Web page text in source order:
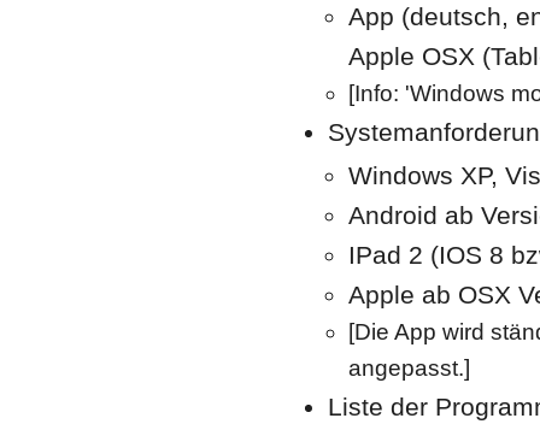
App (deutsch,
Apple OSX
[Info: 'Windows
Windows XP,
Android ab
IPad 2 (IOS 8
Apple ab OSX
[Die App wird
angepasst.]
Liste der